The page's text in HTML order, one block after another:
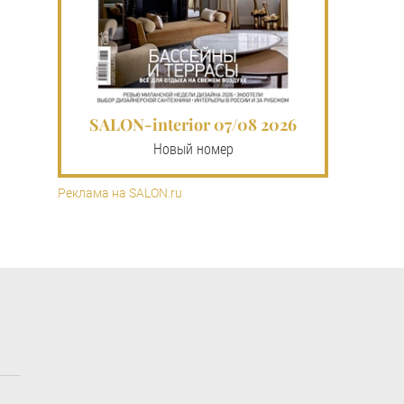
SALON-interior 07/08 2026
Новый номер
Реклама на SALON.ru